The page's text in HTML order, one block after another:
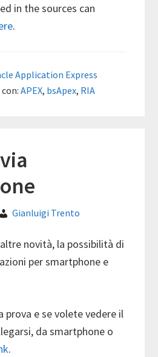
in the sources can
.
Application Express
con:APEX, bsApex, RIA
Gianluigi Trento
novità, la possibilità di
per smartphone e
e se volete vedere il
da smartphone o
.